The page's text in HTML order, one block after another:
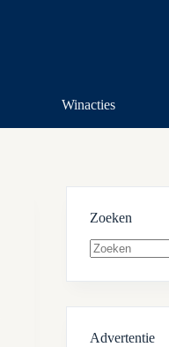
Winacties
Zoeken
resultaten
Advertentie